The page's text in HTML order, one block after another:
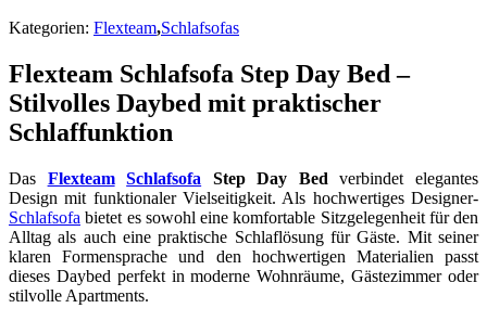
Kategorien: Flexteam,Schlafsofas
Flexteam Schlafsofa Step Day Bed –
Stilvolles Daybed mit praktischer
Schlaffunktion
Das Flexteam Schlafsofa Step Day Bed verbindet elegantes
Design mit funktionaler Vielseitigkeit. Als hochwertiges Designer-
Schlafsofa bietet es sowohl eine komfortable Sitzgelegenheit für den
Alltag als auch eine praktische Schlaflösung für Gäste. Mit seiner
klaren Formensprache und den hochwertigen Materialien passt
dieses Daybed perfekt in moderne Wohnräume, Gästezimmer oder
stilvolle Apartments.